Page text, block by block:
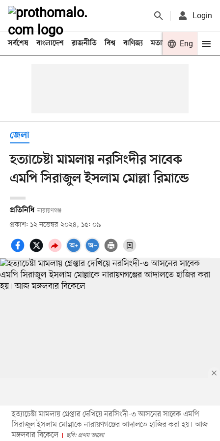
Login
সর্বশেষ বাংলাদেশ রাজনীতি বিশ্ব বাণিজ্য মতামত খেলা
Eng
জেলা
হত্যাচেষ্টা মামলায় নরসিংদীর সাবেক
এমপি সিরাজুল ইসলাম মোল্লা রিমান্ডে
প্রতিনিধি নারায়ণগঞ্জ
প্রকাশ: ১২ নভেম্বর ২০২৪, ১৫: ০৯
হত্যাচেষ্টা মামলায় গ্রেপ্তার দেখিয়ে নরসিংদী-৩ আসনের সাবেক এমপি
সিরাজুল ইসলাম মোল্লাকে নারায়ণগঞ্জের আদালতে হাজির করা হয়। আজ
মঙ্গলবার বিকেলে
ছবি: প্রথম আলো